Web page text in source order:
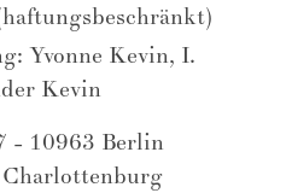
Yvonne Kevin, I.
Kevin
- 10963 Berlin